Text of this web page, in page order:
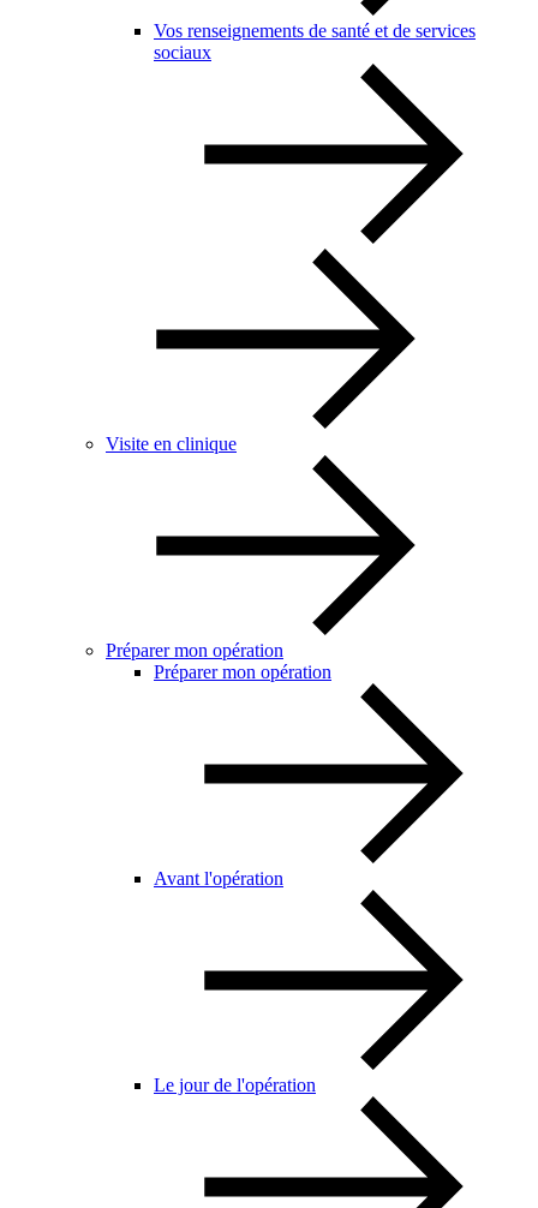
Vos renseignements de santé et de services
sociaux
Visite en clinique
Préparer mon opération
Préparer mon opération
Avant l'opération
Le jour de l'opération